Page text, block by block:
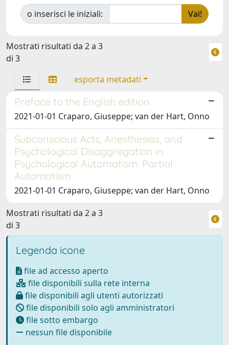
o inserisci le iniziali:
Mostrati risultati da 2 a 3
di 3
esporta metadati
Preface to the English edition
2021-01-01 Craparo, Giuseppe; van der Hart, Onno
Subconscious Acts, Anesthesias, and
Psychological Disaggregation in
Psychological Automatism: Partial
Automatism
2021-01-01 Craparo, Giuseppe; van der Hart, Onno
Mostrati risultati da 2 a 3
di 3
Legenda icone
file ad accesso aperto
file disponibili sulla rete interna
file disponibili agli utenti autorizzati
file disponibili solo agli amministratori
file sotto embargo
nessun file disponibile